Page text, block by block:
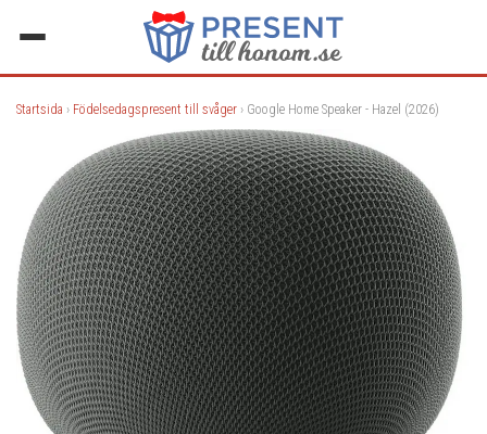
Startsida › Födelsedagspresent till svåger › Google Home Speaker - Hazel (2026)